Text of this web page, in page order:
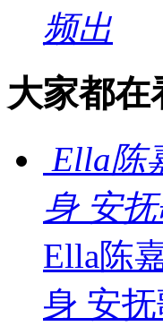
频出
大家都在
Ella陈
身 安
Ella陈
身 安